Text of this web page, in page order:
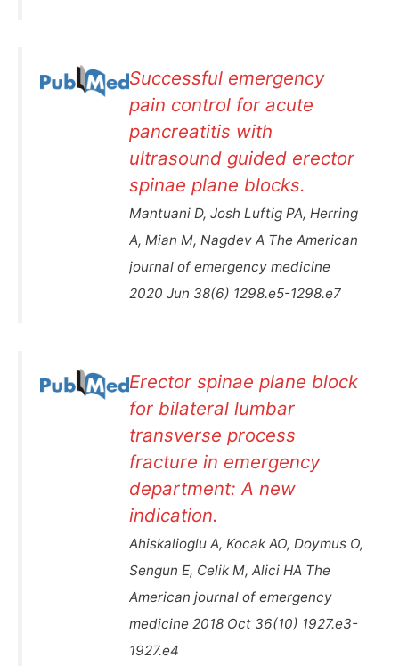
Successful emergency
pain control for acute
pancreatitis with
ultrasound guided erector
spinae plane blocks.
Mantuani D, Josh Luftig PA, Herring
A, Mian M, Nagdev A The American
journal of emergency medicine
2020 Jun 38(6) 1298.e5-1298.e7
Erector spinae plane block
for bilateral lumbar
transverse process
fracture in emergency
department: A new
indication.
Ahiskalioglu A, Kocak AO, Doymus O,
Sengun E, Celik M, Alici HA The
American journal of emergency
medicine 2018 Oct 36(10) 1927.e3-
1927.e4